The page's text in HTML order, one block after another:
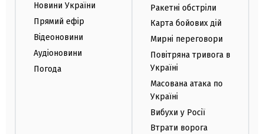
Новини України
Прямий ефір
Відеоновини
Аудіоновини
Погода
Ракетні обстріли
Карта бойових дій
Мирні переговори
Повітряна тривога в
Україні
Масована атака по
Україні
Вибухи у Росії
Втрати ворога